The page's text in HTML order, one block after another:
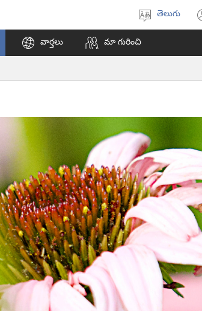
ఎంచుకోండి
తెలుగు
వార్తలు మా గురించి